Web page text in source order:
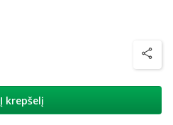
Į krepšelį